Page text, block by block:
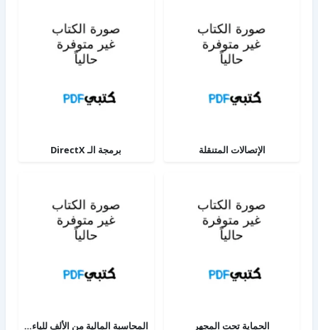
الإتصالات المتنقلة برمجة الـ DirectX
الحماية تحت المجهر المحاسبة المالية من الألف للياء - الجزء الثاني